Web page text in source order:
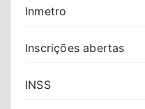
Inmetro
Inscrições abertas
INSS